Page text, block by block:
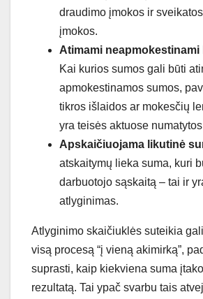
draudimo įmokos ir
įmokos.
Atimami
Kai kurios sumos gali būti
apmokestinamos sumos,
tikros išlaidos ar mokesčių
yra teisės aktuose
Apskaičiuojama likutinė
atskaitymų lieka suma, kuri
darbuotojo sąskaitą – tai ir
atlyginimas.
Atlyginimo skaičiuklės suteikia
visą procesą “į vieną akimirką”,
suprasti, kaip kiekviena suma
rezultatą. Tai ypač svarbu tais